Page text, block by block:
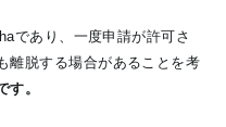
であり、一度申請が許可さ
離脱する場合があることを考
す。